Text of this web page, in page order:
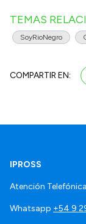
TEMAS
SoyRioNegro
COMPARTIR EN:
IPROSS
Atención Telefónica
Whatsapp +54 9